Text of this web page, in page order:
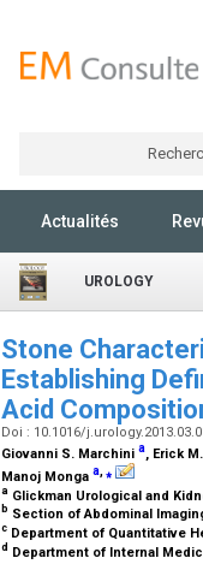
Actualités
UROLOGY
Stone
Establishing
Acid
Doi : 10.1016/
Giovanni S. Marchini a, Erick
Manoj Monga a ⁎
a Glickman Urological and
b Section of Abdominal
c Department of Quantitative
d Department of Internal